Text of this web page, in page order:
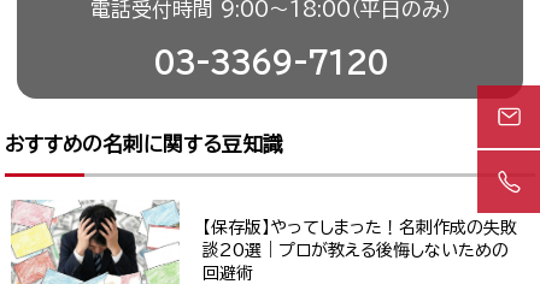
電話受付時間 9:00〜18:00（平日のみ）
03-3369-7120
おすすめの名刺に関する豆知識
【保存版】やってしまった！名刺作成の失敗
談20選｜プロが教える後悔しないための
回避術